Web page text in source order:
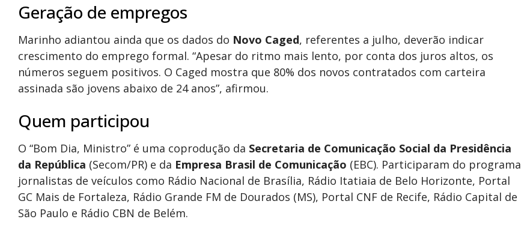
Geração de empregos
Marinho adiantou ainda que os dados do Novo Caged, referentes a julho, deverão indicar
crescimento do emprego formal. “Apesar do ritmo mais lento, por conta dos juros altos, os
números seguem positivos. O Caged mostra que 80% dos novos contratados com carteira
assinada são jovens abaixo de 24 anos”, afirmou.
Quem participou
O “Bom Dia, Ministro” é uma coprodução da Secretaria de Comunicação Social da Presidência
da República (Secom/PR) e da Empresa Brasil de Comunicação (EBC). Participaram do programa
jornalistas de veículos como Rádio Nacional de Brasília, Rádio Itatiaia de Belo Horizonte, Portal
GC Mais de Fortaleza, Rádio Grande FM de Dourados (MS), Portal CNF de Recife, Rádio Capital de
São Paulo e Rádio CBN de Belém.